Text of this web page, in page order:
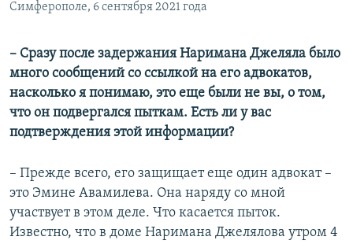
Симферополе, 6 сентября 2021 года
– Сразу после задержания Наримана Джеляла было
много сообщений со ссылкой на его адвокатов,
насколько я понимаю, это еще были не вы, о том,
что он подвергался пыткам. Есть ли у вас
подтверждения этой информации?
– Прежде всего, его защищает еще один адвокат –
это Эмине Авамилева. Она наряду со мной
участвует в этом деле. Что касается пыток.
Известно, что в доме Наримана Джелялова утром 4